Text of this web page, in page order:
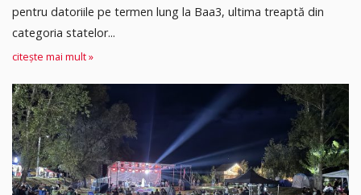
pentru datoriile pe termen lung la Baa3, ultima treaptă din
categoria statelor...
citește mai mult »